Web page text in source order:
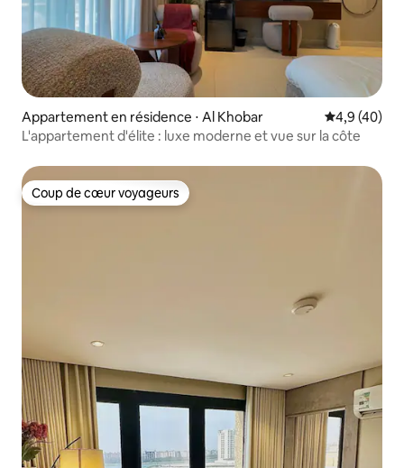
Appartement en résidence ⋅ Al Khobar Évaluation
4,9 (40)
L'appartement d'élite : luxe moderne et vue sur la côte
Coup de cœur voyageurs
Coup de cœur voyageurs